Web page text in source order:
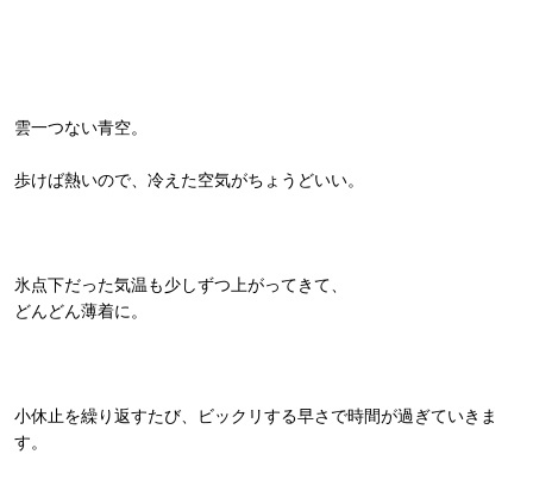
雲一つない青空。
歩けば熱いので、冷えた空気がちょうどいい。
氷点下だった気温も少しずつ上がってきて、
どんどん薄着に。
小休止を繰り返すたび、ビックリする早さで時間が過ぎていきま
す。